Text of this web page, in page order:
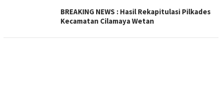
BREAKING NEWS : Hasil Rekapitulasi Pilkades
Kecamatan Cilamaya Wetan